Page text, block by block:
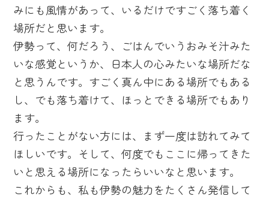
みにも風情があって、いるだけですごく落ち着く
場所だと思います。
伊勢って、何だろう、ごはんでいうおみそ汁みた
いな感覚というか、日本人の心みたいな場所だな
と思うんです。すごく真ん中にある場所でもある
し、でも落ち着けて、ほっとできる場所でもあり
ます。
行ったことがない方には、まず一度は訪れてみて
ほしいです。そして、何度でもここに帰ってきた
いと思える場所になったらいいなと思います。
これからも、私も伊勢の魅力をたくさん発信して